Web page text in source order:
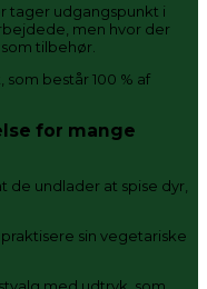
tager udgangspunkt i
men hvor der
tilbehør.
består 100 % af
for mange
de undlader at spise dyr,
sin vegetariske
med udtryk, som